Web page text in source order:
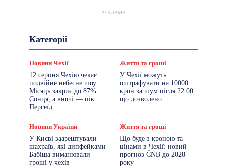
РЕКЛАМА
КатегоріїГастрогід
Знай Чехію
Новини України
Новини Чехії
Політика
Робота
Світ
Спорт ТехноМанія
Топ-новини
Фоторепортаж
Більше
Новини Чехії
12 серпня Чехію чекає
подвійне небесне шоу:
Місяць закриє до 87%
Сонця, а вночі — пік
Персеїд
Життя та гроші
У Чехії можуть
оштрафувати на 10000
крон за шум після 22:00:
що дозволено
Новини України
У Києві заарештували
шахраїв, які дипфейками
Бабіша виманювали
гроші у чехів
Життя та гроші
Що буде з кроною та
цінами в Чехії: новий
прогноз ČNB до 2028
року